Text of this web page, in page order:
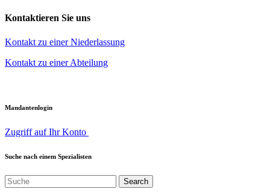
Kontaktieren Sie uns
Kontakt zu einer Niederlassung
Kontakt zu einer Abteilung
Mandantenlogin
Zugriff auf Ihr Konto
Suche nach einem Spezialisten